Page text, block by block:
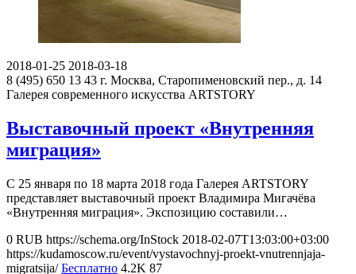
2018-01-25 2018-03-18
8 (495) 650 13 43 г. Москва, Старопименовский пер., д. 14
Галерея современного искусства ARTSTORY
Выставочный проект «Внутренняя
миграция»
С 25 января по 18 марта 2018 года Галерея ARTSTORY
представляет выставочный проект Владимира Мигачёва
«Внутренняя миграция». Экспозицию составили…
0 RUB https://schema.org/InStock 2018-02-07T13:03:00+03:00
https://kudamoscow.ru/event/vystavochnyj-proekt-vnutrennjaja-
migratsija/ Бесплатно 4.2K 87